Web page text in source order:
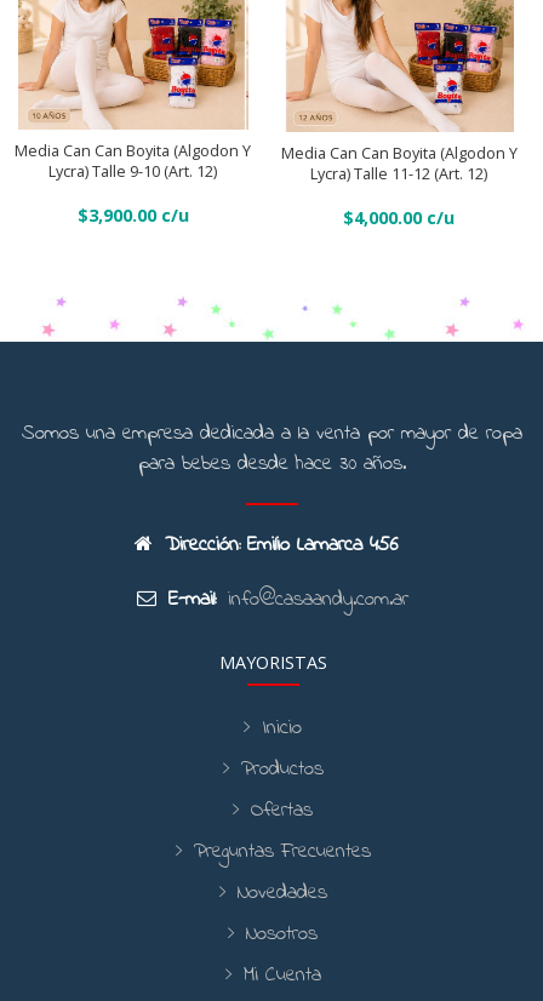
(Art
12)
quantity
(Art.
12)
quantity
Media Can Can Boyita (Algodon Y
Lycra) Talle 9-10 (Art. 12)
$3,900.00
Media
can
can
Boyita
(Algodon
10
quantity
Añadir Al Carrito
Media Can Can Boyita (Algodon Y
Lycra) Talle 11-12 (Art. 12)
$4,000.00
Media
can
can
Boyita
(Algodon
11-
12
quantity
Añadir Al Carrito
Somos una empresa dedicada a la venta por mayor de ropa
para bebes desde hace 30 años.
Dirección: Emilio Lamarca 456
E-mail: info@casaandy.com.ar
MAYORISTAS
Inicio
Productos
Ofertas
Preguntas Frecuentes
Novedades
Nosotros
Mi Cuenta